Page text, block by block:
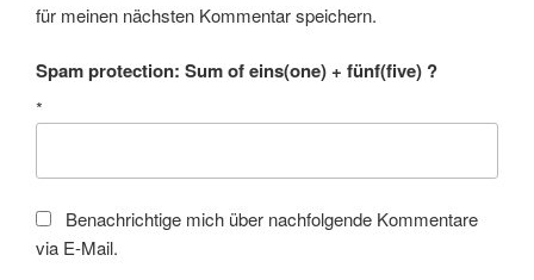
für meinen nächsten Kommentar speichern.
Spam protection: Sum of eins(one) + fünf(five) ?
*
Benachrichtige mich über nachfolgende Kommentare
via E-Mail.